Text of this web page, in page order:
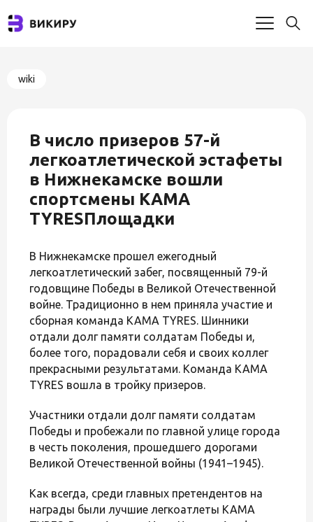
wiki
В число призеров 57-й
легкоатлетической эстафеты
в Нижнекамске вошли
спортсмены KAMA
TYRESПлощадки
В Нижнекамске прошел ежегодный
легкоатлетический забег, посвященный 79-й
годовщине Победы в Великой Отечественной
войне. Традиционно в нем приняла участие и
сборная команда KAMA TYRES. Шинники
отдали долг памяти солдатам Победы и,
более того, порадовали себя и своих коллег
прекрасными результатами. Команда KAMA
TYRES вошла в тройку призеров.
Участники отдали долг памяти солдатам
Победы и пробежали по главной улице города
в честь поколения, прошедшего дорогами
Великой Отечественной войны (1941–1945).
Как всегда, среди главных претендентов на
награды были лучшие легкоатлеты KAMA